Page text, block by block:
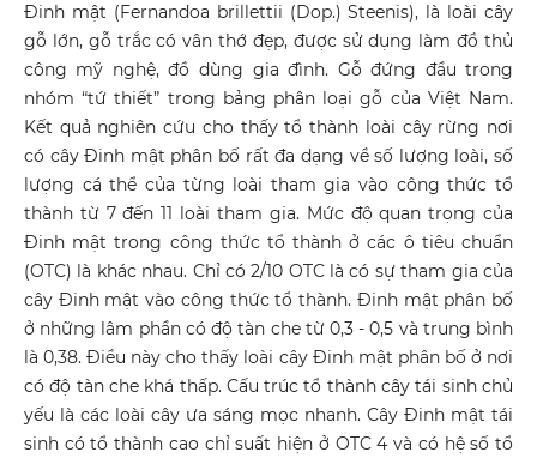
Đinh mật (Fernandoa brillettii (Dop.) Steenis), là loài cây
gỗ lớn, gỗ trắc có vân thớ đẹp, được sử dụng làm đồ thủ
công mỹ nghệ, đồ dùng gia đình. Gỗ đứng đầu trong
nhóm “tứ thiết” trong bảng phân loại gỗ của Việt Nam.
Kết quả nghiên cứu cho thấy tổ thành loài cây rừng nơi
có cây Đinh mật phân bố rất đa dạng về số lượng loài, số
lượng cá thể của từng loài tham gia vào công thức tổ
thành từ 7 đến 11 loài tham gia. Mức độ quan trọng của
Đinh mật trong công thức tổ thành ở các ô tiêu chuẩn
(OTC) là khác nhau. Chỉ có 2/10 OTC là có sự tham gia của
cây Đinh mật vào công thức tổ thành. Đinh mật phân bố
ở những lâm phần có độ tàn che từ 0,3 - 0,5 và trung bình
là 0,38. Điều này cho thấy loài cây Đinh mật phân bố ở nơi
có độ tàn che khá thấp. Cấu trúc tổ thành cây tái sinh chủ
yếu là các loài cây ưa sáng mọc nhanh. Cây Đinh mật tái
sinh có tổ thành cao chỉ suất hiện ở OTC 4 và có hệ số tổ